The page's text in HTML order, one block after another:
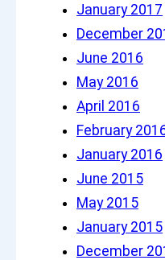
January 2017
December
June 2016
May 2016
April 2016
February
January 2016
June 2015
May 2015
January 2015
December